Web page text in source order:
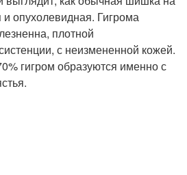
Шишки на кости
и опухолевидная. Гигрома
плотной
с неизмененной кожей.
гигром образуются именно с